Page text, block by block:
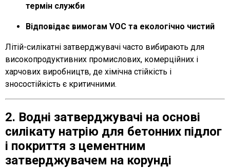
термін служби
Відповідає вимогам VOC та екологічно чистий
Літій-силікатні затверджувачі часто вибирають для
високопродуктивних промислових, комерційних і
харчових виробництв, де хімічна стійкість і
зносостійкість є критичними.
2. Водні затверджувачі на основі
силікату натрію для бетонних підлог
і покриття з цементним
затверджувачем на корунді